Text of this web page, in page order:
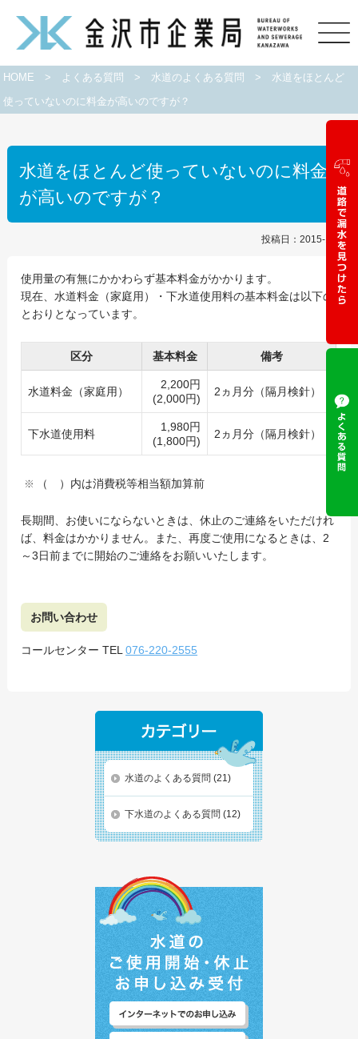
HOME > よくある質問 > 水道のよくある質問 > 水道をほとんど
使っていないのに料金が高いのですが？
水道をほとんど使っていないのに料金
が高いのですが？
投稿日：2015-10-01
使用量の有無にかかわらず基本料金がかかります。
現在、水道料金（家庭用）・下水道使用料の基本料金は以下の
とおりとなっています。
区分 基本料金 備考
水道料金（家庭用）
2,200円
(2,000円)
2ヵ月分（隔月検針）
下水道使用料
1,980円
(1,800円)
2ヵ月分（隔月検針）
（ ）内は消費税等相当額加算前
長期間、お使いにならないときは、休止のご連絡をいただけれ
ば、料金はかかりません。また、再度ご使用になるときは、2
～3日前までに開始のご連絡をお願いいたします。
お問い合わせ
コールセンター TEL076-220-2555
水道のよくある質問 (21)
下水道のよくある質問 (12)